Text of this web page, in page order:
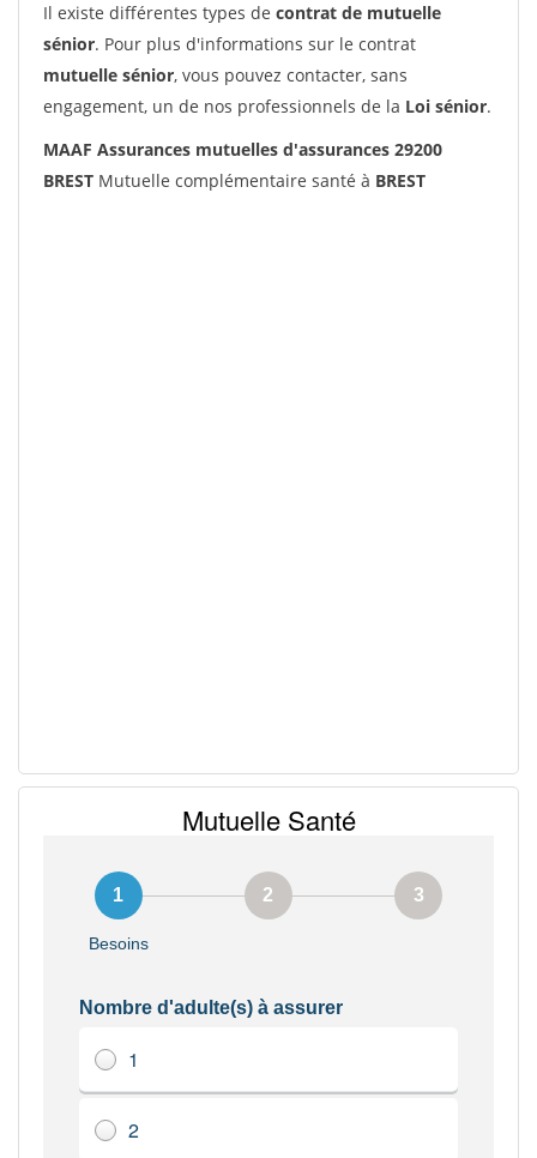
Il existe différentes types de contrat de mutuelle
sénior. Pour plus d'informations sur le contrat
mutuelle sénior, vous pouvez contacter, sans
engagement, un de nos professionnels de la Loi sénior.
MAAF Assurances mutuelles d'assurances 29200
BREST Mutuelle complémentaire santé à BREST